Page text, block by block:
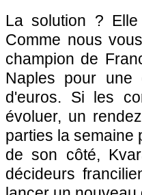
La solution ?
Comme nous
champion de
Naples pour une
d'euros. Si les
évoluer, un
parties la semaine
de son côté,
décideurs